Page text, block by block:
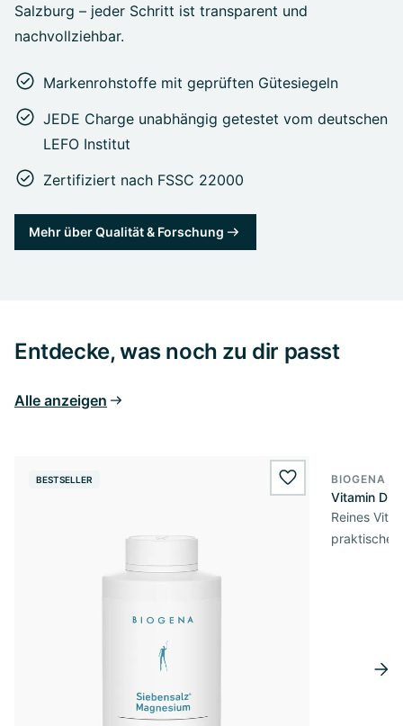
Salzburg – jeder Schritt ist transparent und
nachvollziehbar.
Markenrohstoffe mit geprüften Gütesiegeln
JEDE Charge unabhängig getestet vom deutschen
LEFO Institut
Zertifiziert nach FSSC 22000
Mehr über Qualität & Forschung
Entdecke, was noch zu dir passt
Alle anzeigen
BESTSELLER wishlist.add
BIOGENA
Vitamin D3
Reines
praktischer